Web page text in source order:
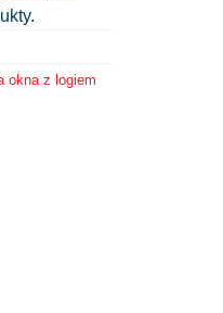
okna z logiem